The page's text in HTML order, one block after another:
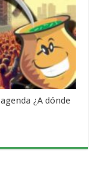
¿A dónde